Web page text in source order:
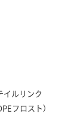
イルリンク
フロスト）